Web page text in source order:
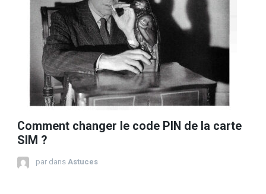
Comment changer le code PIN de la carte
SIM ?
par dans Astuces